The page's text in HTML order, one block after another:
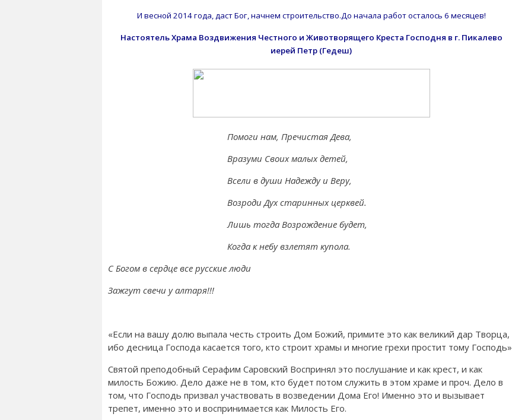
И весной 2014 года, даст Бог, начнем строительство.До начала работ осталось 6 месяцев!
Настоятель Храма Воздвижения Честного и Животворящего Креста Господня в г. Пикалево
иерей Петр (Гедеш)
Помоги нам, Пречистая Дева,
Вразуми Своих малых детей,
Всели в души Надежду и Веру,
Возроди Дух старинных церквей.
Лишь тогда Возрождение будет,
Когда к небу взлетят купола.
C Богом в сердце все русские люди
Зажгут свечи у алтаря!!!
«Если на вашу долю выпала честь строить Дом Божий, примите это как великий дар Творца,
ибо десница Господа касается того, кто строит храмы и многие грехи простит тому Господь»
Святой преподобный Серафим Саровский Воспринял это послушание и как крест, и как
милость Божию. Дело даже не в том, кто будет потом служить в этом храме и проч. Дело в
том, что Господь призвал участвовать в возведении Дома Его! Именно это и вызывает
трепет, именно это и воспринимается как Милость Его.